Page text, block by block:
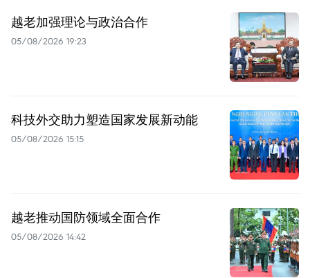
越老加强理论与政治合作
05/08/2026 19:23
科技外交助力塑造国家发展新动能
05/08/2026 15:15
越老推动国防领域全面合作
05/08/2026 14:42